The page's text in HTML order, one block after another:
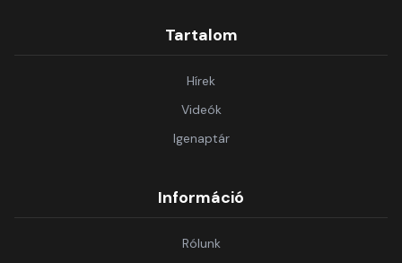
Tartalom
Hírek
Videók
Igenaptár
Információ
Rólunk